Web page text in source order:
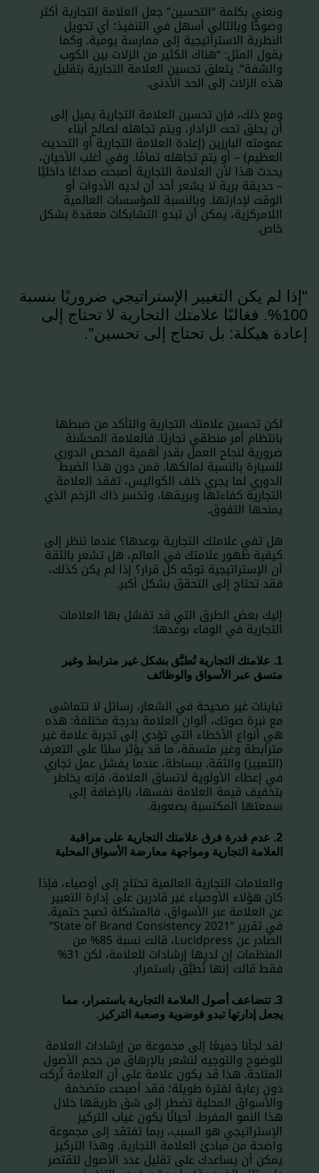
ونعني بكلمة “التحسين” جعل العلامة التجارية أكثر
وضوحًا وبالتالي أسهل في التنفيذ؛ أي تحويل
النظرية الاستراتيجية إلى ممارسة يومية. وكما
يقول المثل: “هناك الكثير من الزلات بين الكوب
والشفة”. يتعلق تحسين العلامة التجارية بتقليل
هذه الزلات إلى الحد الأدنى.
ومع ذلك، فإن تحسين العلامة التجارية يميل إلى
أن يحلق تحت الرادار، ويتم تجاهله لصالح أبناء
عمومته البارزين (إعادة العلامة التجارية أو التحديث
العظيم) – أو يتم تجاهله تمامًا. وفي أغلب الأحيان،
يحدث هذا لأن العلامة التجارية أصبحت صداعًا داخليًا
– حديقة برية لا يشعر أحد أن لديه الأدوات أو
الوقت لإدارتها. وبالنسبة للمؤسسات العالمية
اللامركزية، يمكن أن تبدو التشابكات معقدة بشكل
خاص.
"إذا لم يكن التغيير الإستراتيجي ضروريًا بنسبة
100%. فغالبًا علامتك التجارية لا تحتاج إلى
إعادة هيكلة: بل تحتاج إلى تحسين".
لكن تحسين علامتك التجارية والتأكد من ضبطها
بانتظام أمر منطقي تجاريًا. فالعلامة المحسَّنة
ضرورية لنجاح العمل بقدر أهمية الفحص الدوري
للسيارة بالنسبة لمالكها. فمن دون هذا الضبط
الدوري لما يجري خلف الكواليس، تفقد العلامة
التجارية كفاءتها وبريقها، وتخسر ذاك الزخم الذي
يمنحها التفوق.
هل تفي علامتك التجارية بوعدها؟ عندما تنظر إلى
كيفية ظهور علامتك في العالم، هل تشعر بالثقة
أن الإستراتيجية توجّه كل قرار؟ إذا لم يكن كذلك،
فقد تحتاج إلى التحقق بشكل أكبر.
إليك بعض الطرق التي قد تفشل بها العلامات
التجارية في الوفاء بوعدها:
1. علامتك التجارية تُطبَّق بشكل غير مترابط وغير
متسق عبر الأسواق والوظائف
تباينات غير صحيحة في الشعار، رسائل لا تتماشى
مع نبرة صوتك، ألوان العلامة بدرجة مختلفة: هذه
هي أنواع الأخطاء التي تؤدي إلى تجربة علامة غير
مترابطة وغير متسقة، ما قد يؤثر سلبًا على التعرف
(التمييز) والثقة. ببساطة، عندما يفشل عمل تجاري
في إعطاء الأولوية لاتساق العلامة، فإنه يخاطر
بتخفيف قيمة العلامة نفسها، بالإضافة إلى
سمعتها المكتسبة بصعوبة.
2. عدم قدرة فرق علامتك التجارية على مراقبة
العلامة التجارية ومواجهة معارضة الأسواق المحلية
والعلامات التجارية العالمية تحتاج إلى أوصياء، فإذا
كان هؤلاء الأوصياء غير قادرين على إدارة التعبير
عن العلامة عبر الأسواق، فالمشكلة تصبح حتمية.
في تقرير “2021 State of Brand Consistency”
الصادر عن Lucidpress، قالت نسبة 85% من
المنظمات إن لديها إرشادات للعلامة، لكن 31%
فقط قالت إنها تُطبَّق باستمرار.
3. تتضاعف أصول العلامة التجارية باستمرار، مما
يجعل إدارتها تبدو فوضوية وصعبة التركيز.
لقد لجأنا جميعًا إلى مجموعة من إرشادات العلامة
للوضوح والتوجيه لنشعر بالإرهاق من حجم الأصول
المتاحة. هذا قد يكون علامة على أن العلامة تُركت
دون رعاية لفترة طويلة؛ فقد أصبحت متضخمة
والأسواق المحلية تضطر إلى شق طريقها خلال
هذا النمو المفرط. أحيانًا يكون غياب التركيز
الإستراتيجي هو السبب، ربما تفتقد إلى مجموعة
واضحة من مبادئ العلامة التجارية. وهذا التركيز
يمكن أن يساعدك على تقليل عدد الأصول لتقتصر